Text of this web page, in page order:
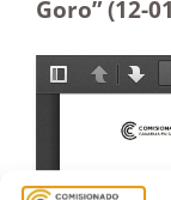
Goro” (12-